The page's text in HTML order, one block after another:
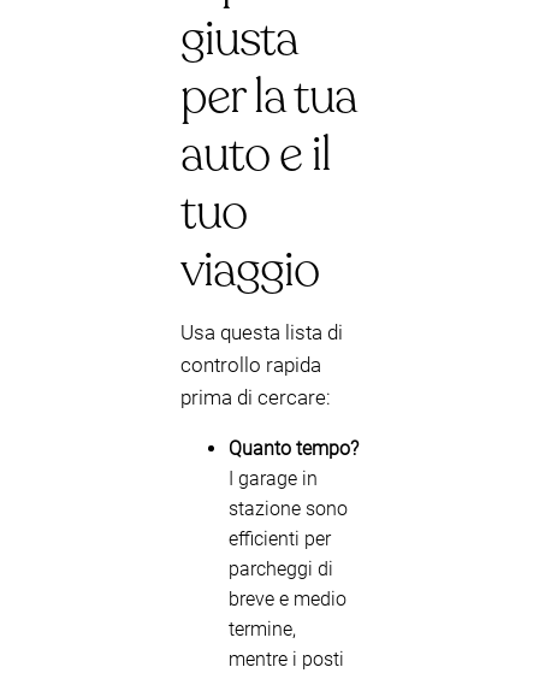
giusta
per la tua
auto e il
tuo
viaggio
Usa questa lista di
controllo rapida
prima di cercare:
Quanto tempo?
I garage in
stazione sono
efficienti per
parcheggi di
breve e medio
termine,
mentre i posti